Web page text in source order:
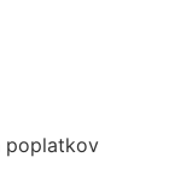
poplatkov